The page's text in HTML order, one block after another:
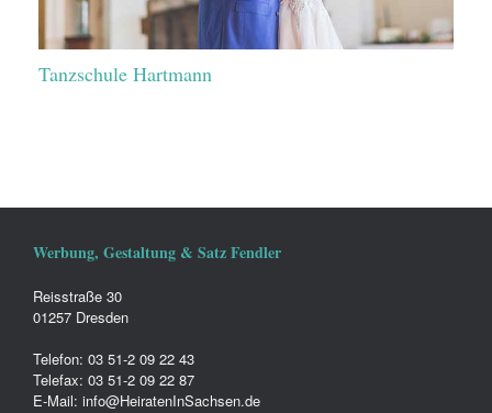
Tanzschule Hartmann
Werbung, Gestaltung & Satz Fendler
Reisstraße 30
01257 Dresden
Telefon: 03 51-2 09 22 43
Telefax: 03 51-2 09 22 87
E-Mail: info@HeiratenInSachsen.de